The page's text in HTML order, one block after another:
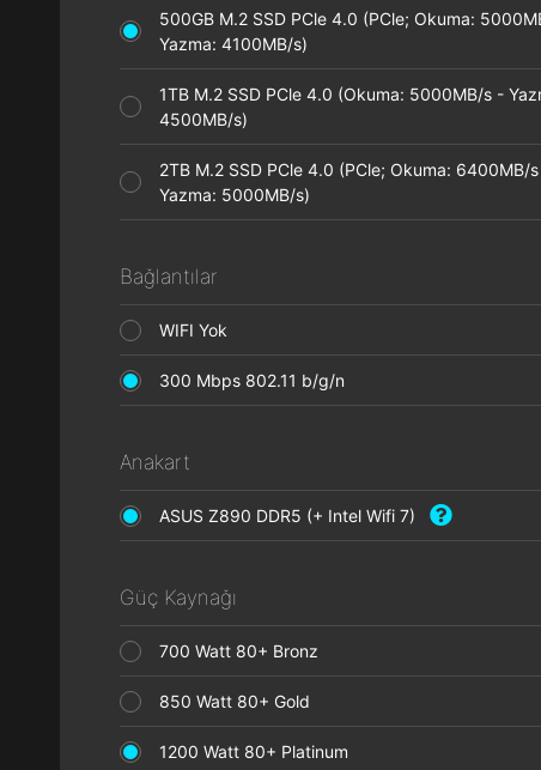
500GB M.2 SSD PCle 4.0 (PCle; Okuma:
Yazma: 4100MB/s)
1TB M.2 SSD PCle 4.0 (Okuma: 5000MB/s -
4500MB/s)
2TB M.2 SSD PCle 4.0 (PCle; Okuma: 6400MB/
Yazma: 5000MB/s)
Bağlantılar
WIFI Yok
300 Mbps 802.11 b/g/n
Anakart
ASUS Z890 DDR5 (+ Intel Wifi 7)
Güç Kaynağı
700 Watt 80+ Bronz
850 Watt 80+ Gold
1200 Watt 80+ Platinum